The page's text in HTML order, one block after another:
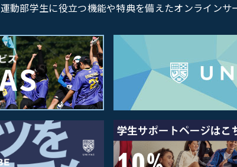
運動部学生に役立つ機能や特典を備えたオンラインサ